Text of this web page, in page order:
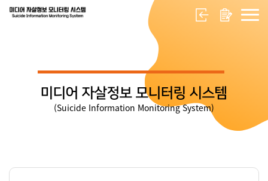
미디어 자살정보 모니터링 시스템
(Suicide Information Monitoring System)